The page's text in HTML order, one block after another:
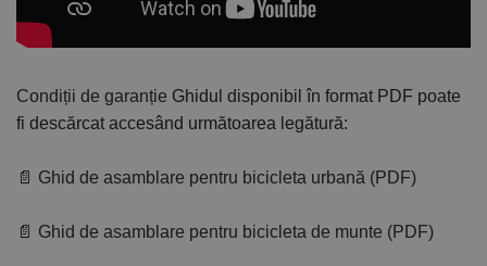
Condiții de garanție Ghidul disponibil în format PDF poate
fi descărcat accesând următoarea legătură:
📄 Ghid de asamblare pentru bicicleta urbană (PDF)
📄 Ghid de asamblare pentru bicicleta de munte (PDF)